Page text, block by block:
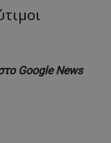
Google News